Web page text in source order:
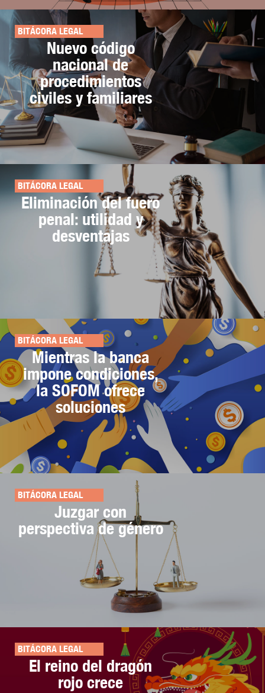
BITÁCORA LEGAL
Nuevo código
nacional de
procedimientos
civiles y familiares
BITÁCORA LEGAL
Eliminación del fuero
penal: utilidad y
desventajas
BITÁCORA LEGAL
Mientras la banca
impone condiciones,
la SOFOM ofrece
soluciones
BITÁCORA LEGAL
Juzgar con
perspectiva de género
BITÁCORA LEGAL
El reino del dragón
rojo crece